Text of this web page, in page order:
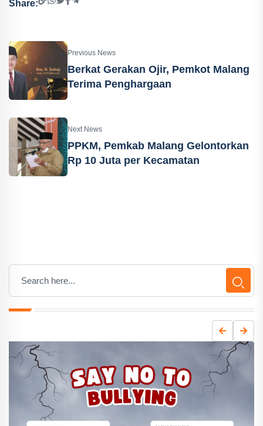
Share:
Previous News
Berkat Gerakan Ojir, Pemkot Malang
Terima Penghargaan
Next News
PPKM, Pemkab Malang Gelontorkan
Rp 10 Juta per Kecamatan